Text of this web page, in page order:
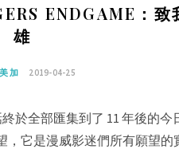
ENDGAME：
雄
美加 2019-04-25
於全部匯集到了 11 年後的
它是漫威影迷們所有願望的